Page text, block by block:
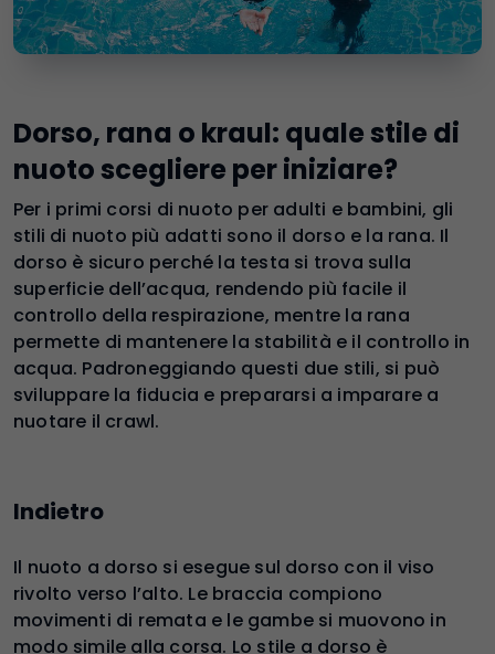
Dorso, rana o kraul: quale stile di
nuoto scegliere per iniziare?
Per i primi corsi di nuoto per adulti e bambini, gli
stili di nuoto più adatti sono il dorso e la rana. Il
dorso è sicuro perché la testa si trova sulla
superficie dell’acqua, rendendo più facile il
controllo della respirazione, mentre la rana
permette di mantenere la stabilità e il controllo in
acqua. Padroneggiando questi due stili, si può
sviluppare la fiducia e prepararsi a imparare a
nuotare il crawl.
Indietro
Il nuoto a dorso si esegue sul dorso con il viso
rivolto verso l’alto. Le braccia compiono
movimenti di remata e le gambe si muovono in
modo simile alla corsa. Lo stile a dorso è